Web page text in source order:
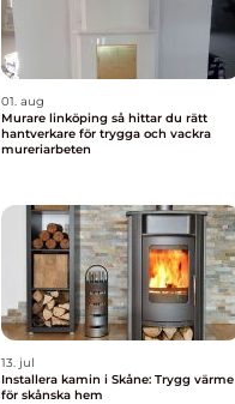
01. aug
Murare linköping så hittar du rätt
hantverkare för trygga och vackra
mureriarbeten
13. jul
Installera kamin i Skåne: Trygg värme
för skånska hem